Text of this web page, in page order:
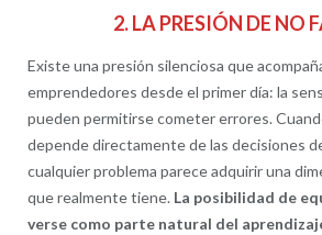
2. LA PRESIÓN DE NO
Existe una presión silenciosa que
emprendedores desde el primer día: la
pueden permitirse cometer errores.
depende directamente de las decisiones
cualquier problema parece adquirir una
que realmente tiene. La posibilidad de
verse como parte natural del